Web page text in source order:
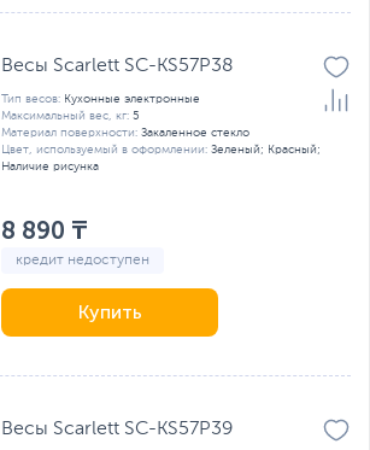
Весы Scarlett SC-KS57P38
Тип весов: Кухонные электронные
Максимальный вес, кг: 5
Материал поверхности: Закаленное стекло
Цвет, используемый в оформлении: Зеленый; Красный;
Наличие рисунка
8 890 ₸
кредит недоступен
Купить
Весы Scarlett SC-KS57P39